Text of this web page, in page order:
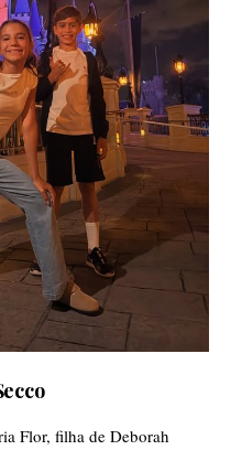
Flor, filha de Deborah